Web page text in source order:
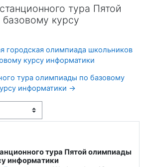
тура Пятой
курсу
городская олимпиада школьников
курсу информатики
тура олимпиады по базовому
информатики →
тура Пятой олимпиады
информатики
0